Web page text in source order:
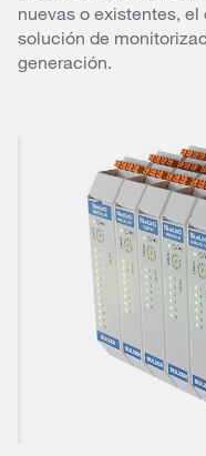
nuevas o existentes,
solución de
generación.